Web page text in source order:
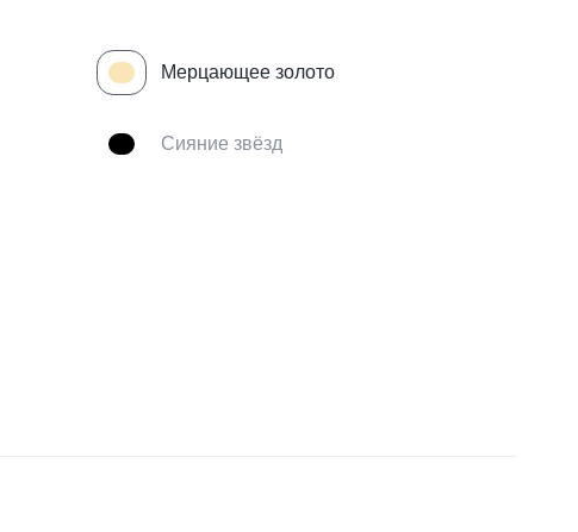
V60 5G
Мерцающее золото
Сияние звёзд